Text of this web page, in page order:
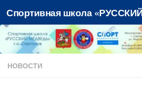
Перейти к содержимому
НОВОСТИ